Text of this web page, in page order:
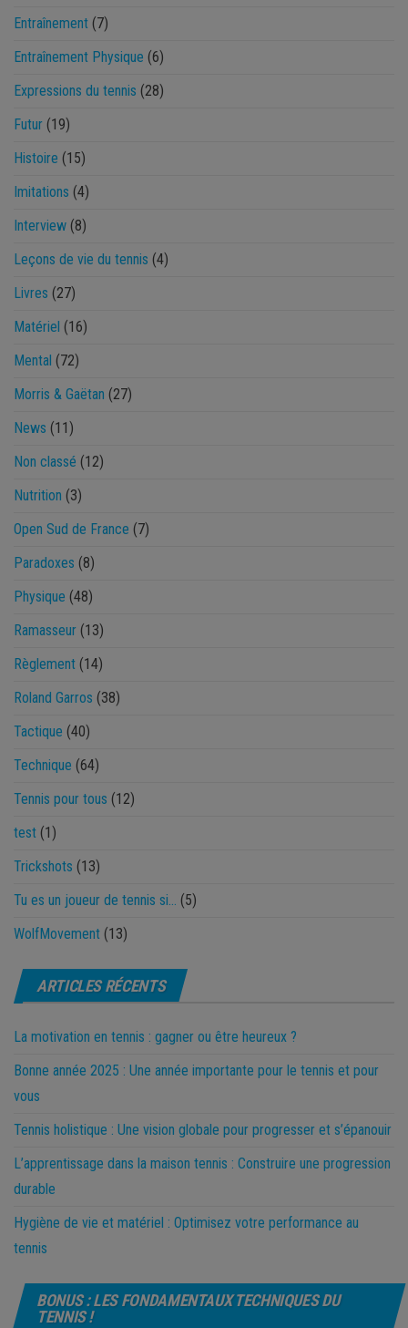
Entraînement (7)
Entraînement Physique (6)
Expressions du tennis (28)
Futur (19)
Histoire (15)
Imitations (4)
Interview (8)
Leçons de vie du tennis (4)
Livres (27)
Matériel (16)
Mental (72)
Morris & Gaëtan (27)
News (11)
Non classé (12)
Nutrition (3)
Open Sud de France (7)
Paradoxes (8)
Physique (48)
Ramasseur (13)
Règlement (14)
Roland Garros (38)
Tactique (40)
Technique (64)
Tennis pour tous (12)
test (1)
Trickshots (13)
Tu es un joueur de tennis si… (5)
WolfMovement (13)
ARTICLES RÉCENTS
La motivation en tennis : gagner ou être heureux ?
Bonne année 2025 : Une année importante pour le tennis et pour
vous
Tennis holistique : Une vision globale pour progresser et s’épanouir
L’apprentissage dans la maison tennis : Construire une progression
durable
Hygiène de vie et matériel : Optimisez votre performance au
tennis
BONUS : LES FONDAMENTAUX TECHNIQUES DU
TENNIS !